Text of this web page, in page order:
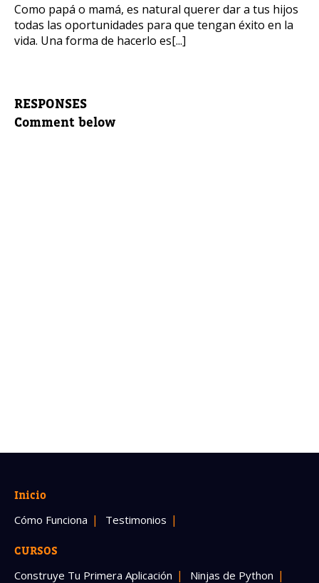
Como papá o mamá, es natural querer dar a tus hijos
todas las oportunidades para que tengan éxito en la
vida. Una forma de hacerlo es[...]
RESPONSES
Comment below
Inicio
Cómo Funciona Testimonios
CURSOS
Construye Tu Primera Aplicación
Ninjas de Python